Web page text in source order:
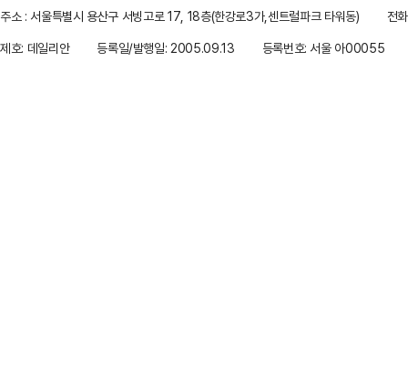
주소 : 서울특별시 용산구 서빙고로 17, 18층(한강로3가,센트럴파크 타워동)
전
제호: 데일리안
등록일/발행일: 2005.09.13 등록번호: 서울 아00055